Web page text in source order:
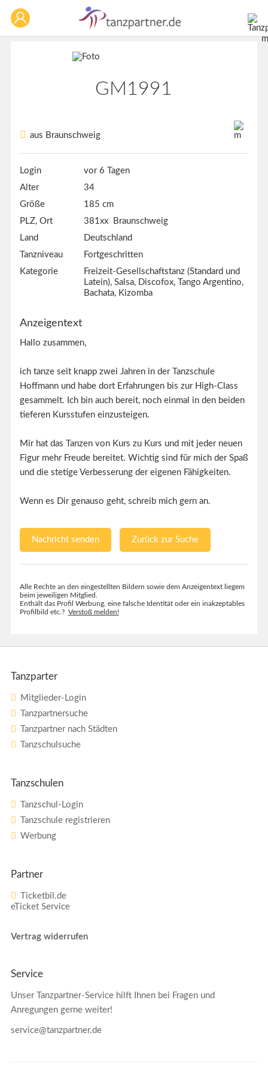
GM1991
aus Braunschweig
Login
vor 6 Tagen
Alter
34
Größe
185 cm
PLZ, Ort
381xx Braunschweig
Land
Deutschland
Tanzniveau
Fortgeschritten
Kategorie
Freizeit-Gesellschaftstanz (Standard und
Latein), Salsa, Discofox, Tango Argentino,
Bachata, Kizomba
Anzeigentext
Hallo zusammen,
ich tanze seit knapp zwei Jahren in der Tanzschule
Hoffmann und habe dort Erfahrungen bis zur High-Class
gesammelt. Ich bin auch bereit, noch einmal in den beiden
tieferen Kursstufen einzusteigen.
Mir hat das Tanzen von Kurs zu Kurs und mit jeder neuen
Figur mehr Freude bereitet. Wichtig sind für mich der Spaß
und die stetige Verbesserung der eigenen Fähigkeiten.
Wenn es Dir genauso geht, schreib mich gern an.
Nachricht senden Zurück zur Suche
Alle Rechte an den eingestellten Bildern sowie dem Anzeigentext liegem
beim jeweiligen Mitglied.
Enthält das Profil Werbung, eine falsche Identität oder ein inakzeptables
Profilbild etc.? Verstoß melden!
Tanzparter
Mitglieder-Login
Tanzpartnersuche
Tanzpartner nach Städten
Tanzschulsuche
Tanzschulen
Tanzschul-Login
Tanzschule registrieren
Werbung
Partner
Ticketbil.de
eTicket Service
Vertrag widerrufen
Service
Unser Tanzpartner-Service hilft Ihnen bei Fragen und
Anregungen gerne weiter!
service@tanzpartner.de